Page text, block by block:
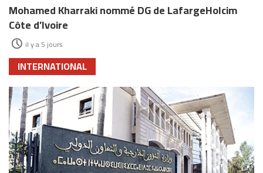
Mohamed Kharraki nommé DG de LafargeHolcim
Côte d’Ivoire
il y a 5 jours
INTERNATIONAL